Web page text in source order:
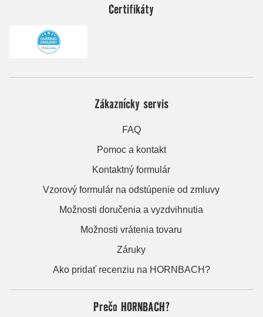
Certifikáty
Zákaznícky servis
FAQ
Pomoc a kontakt
Kontaktný formulár
Vzorový formulár na odstúpenie od zmluvy
Možnosti doručenia a vyzdvihnutia
Možnosti vrátenia tovaru
Záruky
Ako pridať recenziu na HORNBACH?
Prečo HORNBACH?